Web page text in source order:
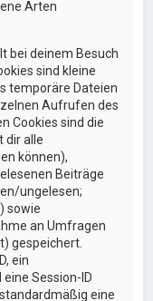
Arten
bei deinem Besuch
sind kleine
temporäre Dateien
Aufrufen des
Cookies sind die
dir alle
können),
Beiträge
ungelesen;
sowie
an Umfragen
gespeichert.
ein
Session-ID
eine